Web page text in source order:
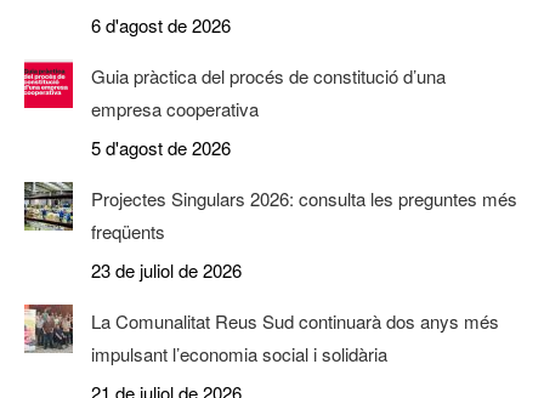
6 d'agost de 2026
Guia pràctica del procés de constitució d’una
empresa cooperativa
5 d'agost de 2026
Projectes Singulars 2026: consulta les preguntes més
freqüents
23 de juliol de 2026
La Comunalitat Reus Sud continuarà dos anys més
impulsant l’economia social i solidària
21 de juliol de 2026